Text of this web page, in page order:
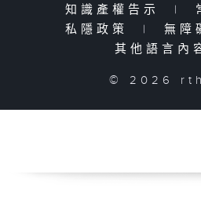
知識產權告示
|
私隱政策
| 無障
其他語言內
© 2026